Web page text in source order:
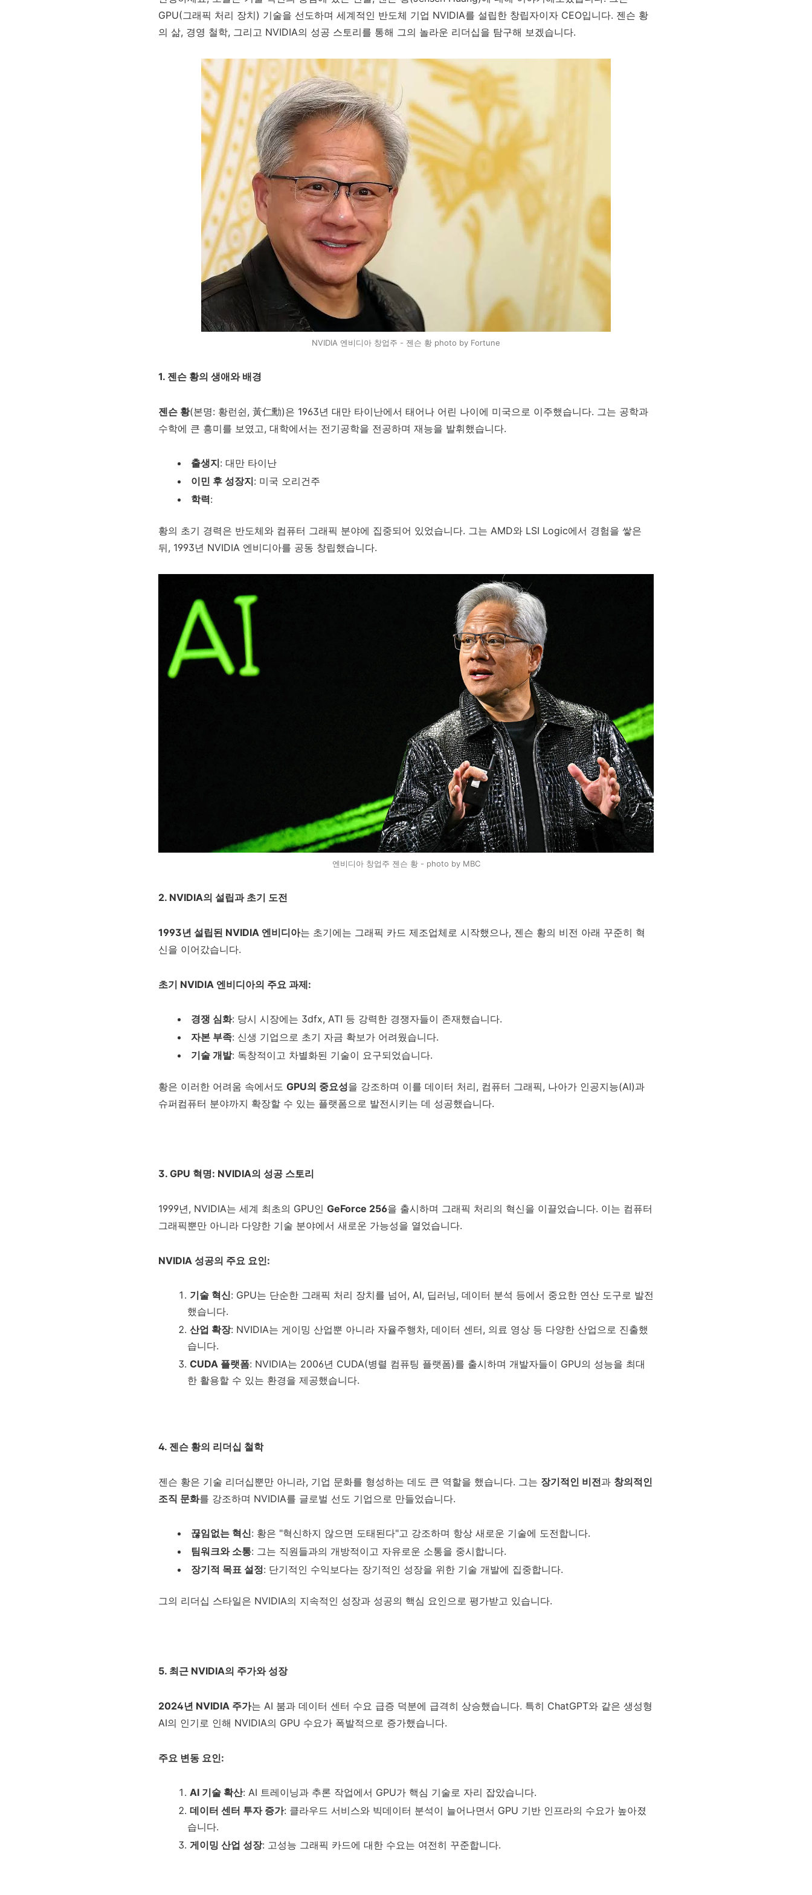
GPU(그래픽 처리 장치) 기술을 선도하며 세계적인 반도체 기업 NVIDIA를 설립한 창립자이자 CEO입니다. 젠슨 황
의 삶, 경영 철학, 그리고 NVIDIA의 성공 스토리를 통해 그의 놀라운 리더십을 탐구해 보겠습니다.
NVIDIA 엔비디아 창업주 - 젠슨 황 photo by Fortune
1. 젠슨 황의 생애와 배경
젠슨 황(본명: 황런쉰, 黃仁勳)은 1963년 대만 타이난에서 태어나 어린 나이에 미국으로 이주했습니다. 그는 공학과
수학에 큰 흥미를 보였고, 대학에서는 전기공학을 전공하며 재능을 발휘했습니다.
출생지: 대만 타이난
이민 후 성장지: 미국 오리건주
학력:
황의 초기 경력은 반도체와 컴퓨터 그래픽 분야에 집중되어 있었습니다. 그는 AMD와 LSI Logic에서 경험을 쌓은
뒤, 1993년 NVIDIA 엔비디아를 공동 창립했습니다.
엔비디아 창업주 젠슨 황 - photo by MBC
2. NVIDIA의 설립과 초기 도전
1993년 설립된 NVIDIA 엔비디아는 초기에는 그래픽 카드 제조업체로 시작했으나, 젠슨 황의 비전 아래 꾸준히 혁
신을 이어갔습니다.
초기 NVIDIA 엔비디아의 주요 과제:
경쟁 심화: 당시 시장에는 3dfx, ATI 등 강력한 경쟁자들이 존재했습니다.
자본 부족: 신생 기업으로 초기 자금 확보가 어려웠습니다.
기술 개발: 독창적이고 차별화된 기술이 요구되었습니다.
황은 이러한 어려움 속에서도 GPU의 중요성을 강조하며 이를 데이터 처리, 컴퓨터 그래픽, 나아가 인공지능(AI)과
슈퍼컴퓨터 분야까지 확장할 수 있는 플랫폼으로 발전시키는 데 성공했습니다.
3. GPU 혁명: NVIDIA의 성공 스토리
1999년, NVIDIA는 세계 최초의 GPU인 GeForce 256을 출시하며 그래픽 처리의 혁신을 이끌었습니다. 이는 컴퓨터
그래픽뿐만 아니라 다양한 기술 분야에서 새로운 가능성을 열었습니다.
NVIDIA 성공의 주요 요인:
기술 혁신: GPU는 단순한 그래픽 처리 장치를 넘어, AI, 딥러닝, 데이터 분석 등에서 중요한 연산 도구로 발전
했습니다.
산업 확장: NVIDIA는 게이밍 산업뿐 아니라 자율주행차, 데이터 센터, 의료 영상 등 다양한 산업으로 진출했
습니다.
CUDA 플랫폼: NVIDIA는 2006년 CUDA(병렬 컴퓨팅 플랫폼)를 출시하며 개발자들이 GPU의 성능을 최대
한 활용할 수 있는 환경을 제공했습니다.
4. 젠슨 황의 리더십 철학
젠슨 황은 기술 리더십뿐만 아니라, 기업 문화를 형성하는 데도 큰 역할을 했습니다. 그는 장기적인 비전과 창의적인
조직 문화를 강조하며 NVIDIA를 글로벌 선도 기업으로 만들었습니다.
끊임없는 혁신: 황은 "혁신하지 않으면 도태된다"고 강조하며 항상 새로운 기술에 도전합니다.
팀워크와 소통: 그는 직원들과의 개방적이고 자유로운 소통을 중시합니다.
장기적 목표 설정: 단기적인 수익보다는 장기적인 성장을 위한 기술 개발에 집중합니다.
그의 리더십 스타일은 NVIDIA의 지속적인 성장과 성공의 핵심 요인으로 평가받고 있습니다.
5. 최근 NVIDIA의 주가와 성장
2024년 NVIDIA 주가는 AI 붐과 데이터 센터 수요 급증 덕분에 급격히 상승했습니다. 특히 ChatGPT와 같은 생성형
AI의 인기로 인해 NVIDIA의 GPU 수요가 폭발적으로 증가했습니다.
주요 변동 요인:
AI 기술 확산: AI 트레이닝과 추론 작업에서 GPU가 핵심 기술로 자리 잡았습니다.
데이터 센터 투자 증가: 클라우드 서비스와 빅데이터 분석이 늘어나면서 GPU 기반 인프라의 수요가 높아졌
습니다.
게이밍 산업 성장: 고성능 그래픽 카드에 대한 수요는 여전히 꾸준합니다.